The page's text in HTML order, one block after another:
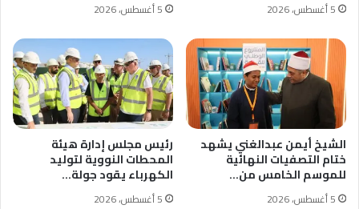
5 أغسطس، 2026 5 أغسطس، 2026
الشيخ أيمن عبدالغني يشهد
ختام التصفيات النهائية
للموسم الخامس من…
5 أغسطس، 2026
رئيس مجلس إدارة هيئة
المحطات النووية لتوليد
الكهرباء يقود جولة…
5 أغسطس، 2026